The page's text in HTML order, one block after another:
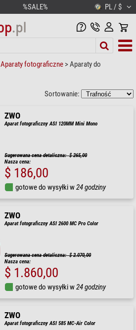
%SALE% PL / $
Aparaty fotograficzne >Aparaty do
Sortowanie:
ZWO
Aparat fotograficzny ASI 120MM Mini Mono
Sugerowana cena detaliczna: $ 265,00
Nasza cena:
$ 186,00
gotowe do wysyłki w24 godziny
ZWO
Aparat fotograficzny ASI 2600 MC Pro Color
Sugerowana cena detaliczna: $ 2.070,00
Nasza cena:
$ 1.860,00
gotowe do wysyłki w24 godziny
ZWO
Aparat fotograficzny ASI 585 MC-Air Color